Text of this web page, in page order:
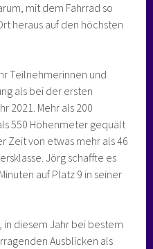
mit dem Fahrrad so
heraus auf den höchsten
Teilnehmerinnen und
als bei der ersten
2021. Mehr als 200
550 Höhenmeter gequält
Zeit von etwas mehr als 46
Jörg schaffte es
auf Platz 9 in seiner
in diesem Jahr bei bestem
Ausblicken als